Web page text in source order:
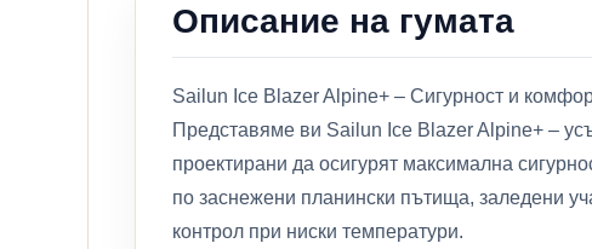
Описание на гумата
Sailun Ice Blazer Alpine+ – Сигурност и
Представяме ви Sailun Ice Blazer Alpine+ –
проектирани да осигурят максимална
по заснежени планински пътища, заледени
контрол при ниски температури.